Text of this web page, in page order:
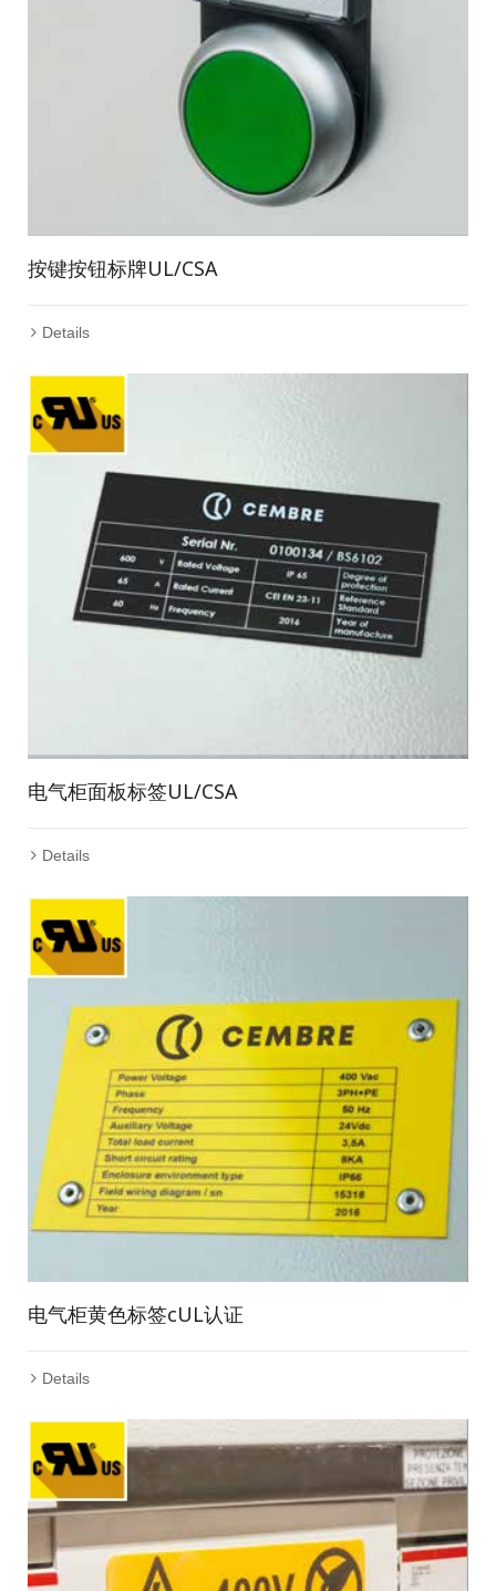
按键按钮标牌UL/CSA
Details
电气柜面板标签UL/CSA
Details
电气柜黄色标签cUL认证
Details